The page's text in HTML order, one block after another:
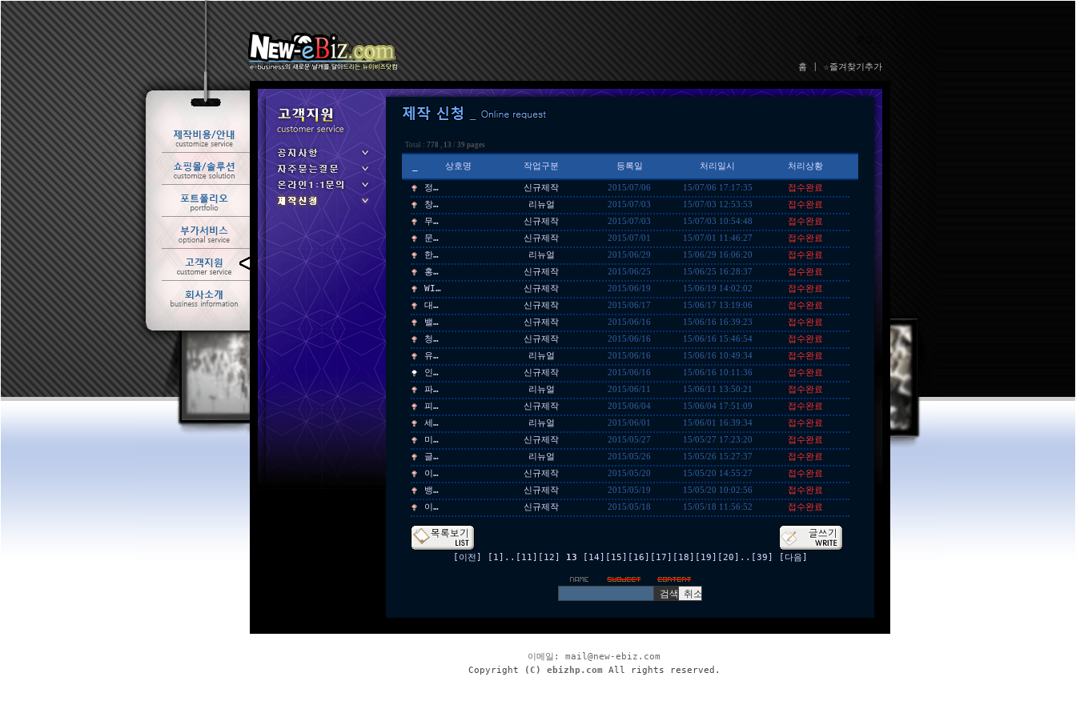
Total : 778 , 13 / 39 pages
상호명 작업구분 등록일 처리일시 처리상황
정… 신규제작 2015/07/06 15/07/06 17:17:35
접수완료
창…
리뉴얼 2015/07/03 15/07/03 12:53:53
접수완료
무…
신규제작 2015/07/03 15/07/03 10:54:48
접수완료
문…
신규제작 2015/07/01 15/07/01 11:46:27
접수완료
한…
리뉴얼 2015/06/29 15/06/29 16:06:20
접수완료
홍…
신규제작 2015/06/25 15/06/25 16:28:37
접수완료
WI…
신규제작 2015/06/19 15/06/19 14:02:02
접수완료
대…
신규제작 2015/06/17 15/06/17 13:19:06
접수완료
밸…
신규제작 2015/06/16 15/06/16 16:39:23
접수완료
청…
신규제작 2015/06/16 15/06/16 15:46:54
접수완료
유…
리뉴얼 2015/06/16 15/06/16 10:49:34
접수완료
인…
신규제작 2015/06/16 15/06/16 10:11:36
접수완료
파…
리뉴얼 2015/06/11 15/06/11 13:50:21
접수완료
피…
신규제작 2015/06/04 15/06/04 17:51:09
접수완료
세…
리뉴얼 2015/06/01 15/06/01 16:39:34
접수완료
미…
신규제작 2015/05/27 15/05/27 17:23:20
접수완료
글…
리뉴얼 2015/05/26 15/05/26 15:27:37
접수완료
이…
신규제작 2015/05/20 15/05/20 14:55:27
접수완료
뱅…
신규제작 2015/05/19 15/05/20 10:02:56
접수완료
이…
신규제작 2015/05/18 15/05/18 11:56:52 접수완료
[이전] [1] .. [11] [12] 13 [14] [15] [16] [17] [18] [19] [20] .. [39] [다음]
이메일: mail@new-ebiz.com
Copyright
(C) ebizhp.comAll rights reserved.
홈 ☆즐겨찾기추가
ㆍ 공지사항
ㆍ 자주묻는질문
ㆍ 온라인1:1문의
ㆍ 제작신청